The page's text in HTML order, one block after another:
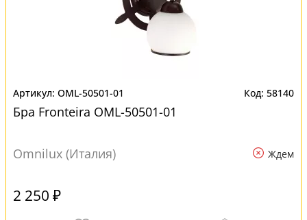
OML-50501-01 58140
Бра Fronteira OML-50501-01
Omnilux (Италия) Ждем
2 250 ₽